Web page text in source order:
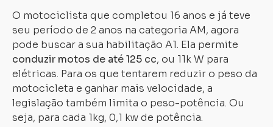
O motociclista que completou 16 anos e já teve
seu período de 2 anos na categoria AM, agora
pode buscar a sua habilitação A1. Ela permite
conduzir motos de até 125 cc, ou 11k W para
elétricas. Para os que tentarem reduzir o peso da
motocicleta e ganhar mais velocidade, a
legislação também limita o peso-potência. Ou
seja, para cada 1kg, 0,1 kw de potência.